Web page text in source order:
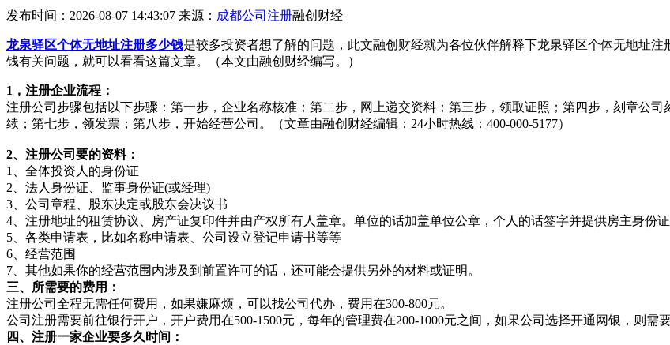
发布时间：2026-08-07 14:43:07 来源： 成都公司注册融创财经
龙泉驿区个体无地址注册多少钱是较多投资者想了解的问题，此文融创财经就为各位伙伴解释下龙泉驿区个体无地址
钱有关问题，就可以看看这篇文章。（本文由融创财经编写。）
1，注册企业流程：
注册公司步骤包括以下步骤：第一步，企业名称核准；第二步，网上递交资料；第三步，领取证照；第四步，刻章公
续；第七步，领发票；第八步，开始经营公司。（文章由融创财经编辑：24小时热线：400-000-5177）
2、注册公司要的资料：
1、全体投资人的身份证
2、法人身份证、监事身份证(或经理)
3、公司章程、股东决定或股东会决议书
4、注册地址的租赁协议、房产证复印件并由产权所有人盖章。单位的话加盖单位公章，个人的话签字并提供房主身份
5、各类申请表，比如名称申请表、公司设立登记申请书等等
6、经营范围
7、其他如果你的经营范围内涉及到前置许可的话，还可能会提供另外的材料或证明。
三、所需要的费用：
注册公司全程无需任何费用，如果嫌麻烦，可以找公司代办，费用在300-800元。
公司注册需要前往银行开户，开户费用在500-1500元，每年的管理费在200-1000元之间，如果公司选择开通网银，则需
四、注册一家企业要多久时间：